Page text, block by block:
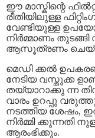
ഈ മാസ്കിന്റെ
രീതിയിലുള്ള
വേണ്ടിയുള്ള
നിര്‍മ്മാണം
ആസൂത്രണം
മെഡി ക്കൽ
നേടിയ വസ്തുക്ക
തയ്യാറാക്കു ന്ന
വാരം ഉറപ്പു
നടത്തിയ ശേഷം,
നിർമ്മി ക്കുന്നതി
ആരംഭിക്കും.